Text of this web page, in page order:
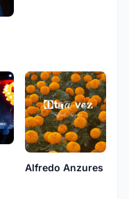
Alfredo Anzures